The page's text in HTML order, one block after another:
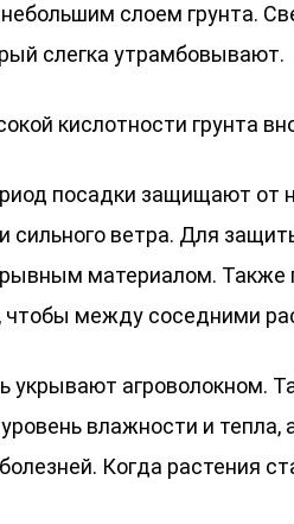
слоем грунта.
слегка утрамбовывают.
кислотности грунта
посадки защищают от
сильного ветра. Для
материалом. Также
между соседними
укрывают агроволокном.
влажности и
Когда растения